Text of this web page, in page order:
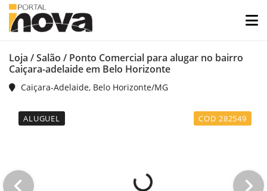
Loja / Salão / Ponto Comercial para alugar no bairro
Caiçara-adelaide em Belo Horizonte
Caiçara-Adelaide, Belo Horizonte/MG
ALUGUEL COD 282549